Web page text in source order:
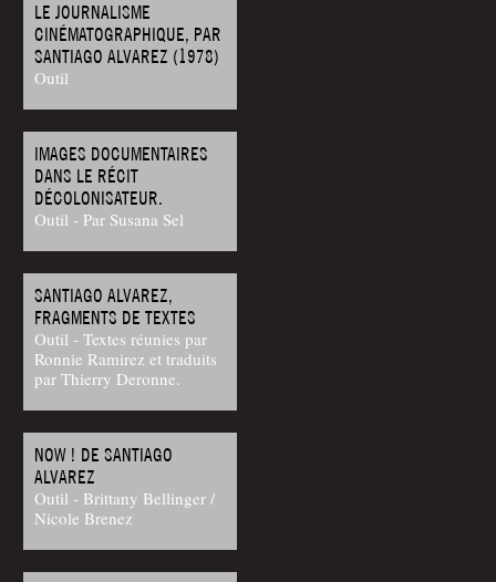
LE JOURNALISME
CINÉMATOGRAPHIQUE, PAR
SANTIAGO ALVAREZ (1978)
Outil
IMAGES DOCUMENTAIRES
DANS LE RÉCIT
DÉCOLONISATEUR.
Outil - Par Susana Sel
SANTIAGO ALVAREZ,
FRAGMENTS DE TEXTES
Outil - Textes réunies par
Ronnie Ramirez et traduits
par Thierry Deronne.
NOW ! DE SANTIAGO
ALVAREZ
Outil - Brittany Bellinger /
Nicole Brenez